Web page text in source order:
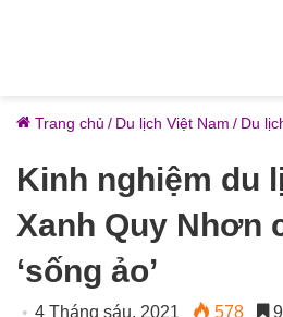
Trang chủ / Du lịch Việt Nam / Du
Kinh nghiệm du
Xanh Quy Nhơn
‘sống ảo’
4 Tháng sáu, 2021 578